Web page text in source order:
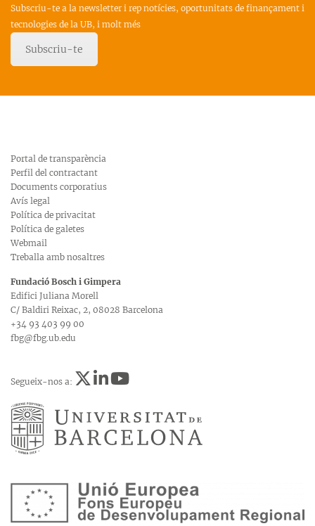
Subscriu-te a la newsletter i rep notícies, oportunitats de finançament i
tecnologies de la UB, i molt més
Subscriu-te
Portal de transparència
Perfil del contractant
Documents corporatius
Avís legal
Política de privacitat
Política de galetes
Webmail
Treballa amb nosaltres
Fundació Bosch i Gimpera
Edifici Juliana Morell
C/ Baldiri Reixac, 2, 08028 Barcelona
+34 93 403 99 00
fbg@fbg.ub.edu
Segueix-nos a: